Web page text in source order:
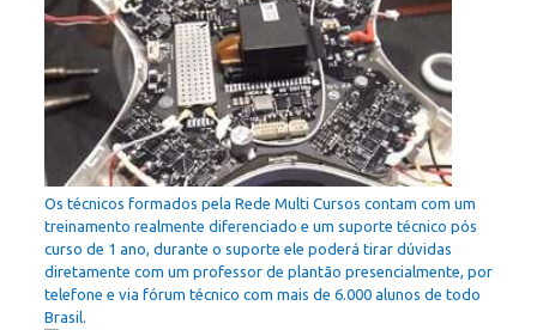
Os técnicos formados pela Rede Multi Cursos contam com um
treinamento realmente diferenciado e um suporte técnico pós
curso de 1 ano, durante o suporte ele poderá tirar dúvidas
diretamente com um professor de plantão presencialmente, por
telefone e via fórum técnico com mais de 6.000 alunos de todo
Brasil.